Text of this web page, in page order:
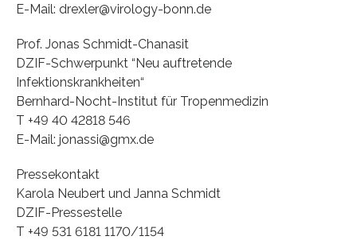
E-Mail: drexler@virology-bonn.de
Prof. Jonas Schmidt-Chanasit
DZIF-Schwerpunkt “Neu auftretende
Infektionskrankheiten“
Bernhard-Nocht-Institut für Tropenmedizin
T +49 40 42818 546
E-Mail: jonassi@gmx.de
Pressekontakt
Karola Neubert und Janna Schmidt
DZIF-Pressestelle
T +49 531 6181 1170/1154